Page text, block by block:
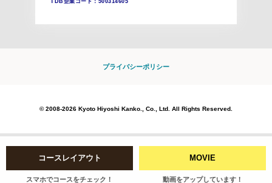
コースレイアウト
スマホでコースをチェック！
MOVIE
動画をアップしています！
プライバシーポリシー
© 2008-2026 Kyoto Hiyoshi Kanko., Co., Ltd. All Rights Reserved.